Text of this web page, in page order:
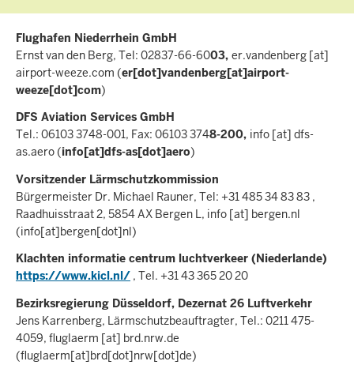
Flughafen Niederrhein GmbH
Ernst van den Berg, Tel: 02837-66-6003, er.vandenberg [at]
airport-weeze.com (er[dot]vandenberg[at]airport-
weeze[dot]com)
DFS Aviation Services GmbH
Tel.: 06103 3748-001, Fax: 06103 3748-200, info [at] dfs-
as.aero(info[at]dfs-as[dot]aero)
Vorsitzender Lärmschutzkommission
Bürgermeister Dr. Michael Rauner, Tel: +31 485 34 83 83 ,
Raadhuisstraat 2, 5854 AX Bergen L, info [at] bergen.nl
(info[at]bergen[dot]nl)
Klachten informatie centrum luchtverkeer (Niederlande)
https://www.kicl.nl/ , Tel. +31 43 365 20 20
Bezirksregierung Düsseldorf, Dezernat 26 Luftverkehr
Jens Karrenberg, Lärmschutzbeauftragter, Tel.: 0211 475-
4059, fluglaerm [at] brd.nrw.de
(fluglaerm[at]brd[dot]nrw[dot]de)